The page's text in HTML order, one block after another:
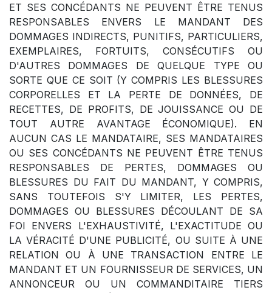
ET SES CONCÉDANTS NE PEUVENT ÊTRE TENUS
RESPONSABLES ENVERS LE MANDANT DES
DOMMAGES INDIRECTS, PUNITIFS, PARTICULIERS,
EXEMPLAIRES, FORTUITS, CONSÉCUTIFS OU
D'AUTRES DOMMAGES DE QUELQUE TYPE OU
SORTE QUE CE SOIT (Y COMPRIS LES BLESSURES
CORPORELLES ET LA PERTE DE DONNÉES, DE
RECETTES, DE PROFITS, DE JOUISSANCE OU DE
TOUT AUTRE AVANTAGE ÉCONOMIQUE). EN
AUCUN CAS LE MANDATAIRE, SES MANDATAIRES
OU SES CONCÉDANTS NE PEUVENT ÊTRE TENUS
RESPONSABLES DE PERTES, DOMMAGES OU
BLESSURES DU FAIT DU MANDANT, Y COMPRIS,
SANS TOUTEFOIS S'Y LIMITER, LES PERTES,
DOMMAGES OU BLESSURES DÉCOULANT DE SA
FOI ENVERS L'EXHAUSTIVITÉ, L'EXACTITUDE OU
LA VÉRACITÉ D'UNE PUBLICITÉ, OU SUITE À UNE
RELATION OU À UNE TRANSACTION ENTRE LE
MANDANT ET UN FOURNISSEUR DE SERVICES, UN
ANNONCEUR OU UN COMMANDITAIRE TIERS